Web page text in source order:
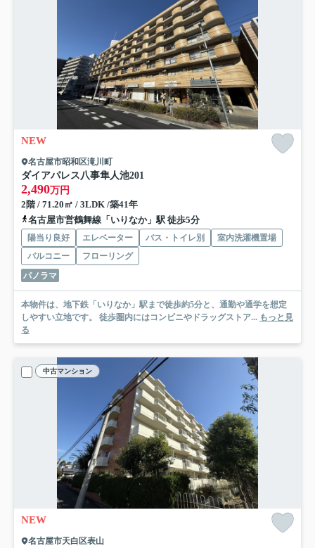
NEW
名古屋市昭和区滝川町
ダイアパレス八事隼人池201
2,490万円
2階 / 71.20㎡ / 3LDK /築41年
名古屋市営鶴舞線「いりなか」駅 徒歩5分
陽当り良好 エレベーター バス・トイレ別
室内洗濯機置場
バルコニー
フローリング
パノラマ
本物件は、地下鉄「いりなか」駅まで徒歩約5分と、通勤や通学を想定
しやすい立地です。 徒歩圏内にはコンビニやドラッグストア... もっと見
る
中古マンション
NEW
名古屋市天白区表山